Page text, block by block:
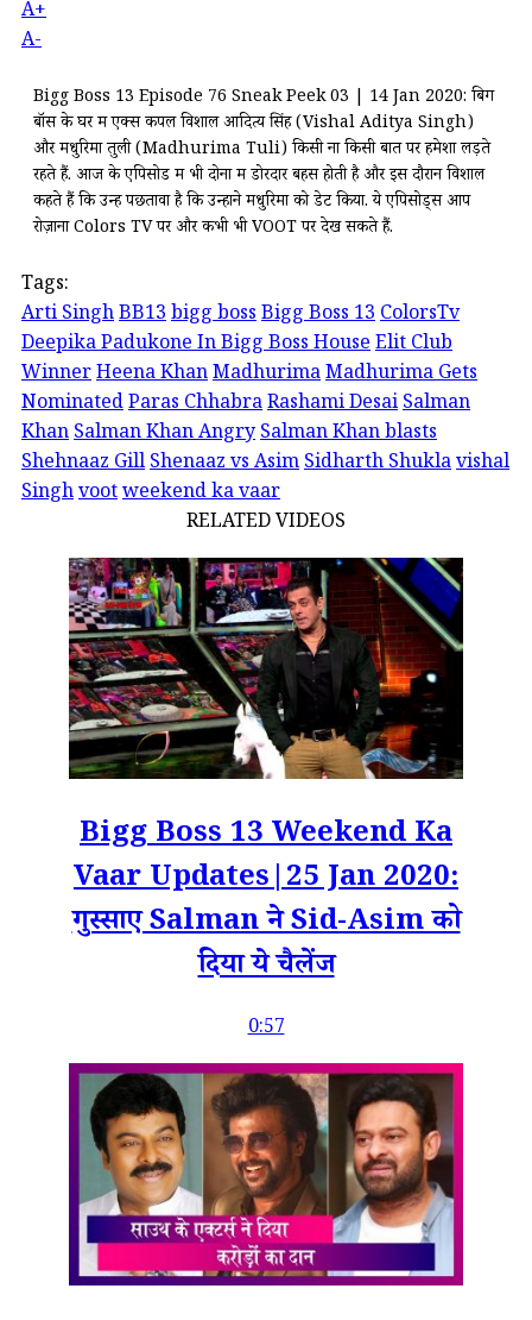
A+
A-
Bigg Boss 13 Episode 76 Sneak Peek 03 | 14 Jan 2020: बिग
बॉस के घर में एक्स कपल विशाल आदित्य सिंह (Vishal Aditya Singh)
और मधुरिमा तुली (Madhurima Tuli) किसी ना किसी बात पर हमेशा लड़ते
रहते हैं. आज के एपिसोड में भी दोनों में डोरदार बहस होती है और इस दौरान विशाल
कहते हैं कि उन्हें पछतावा है कि उन्होंने मधुरिमा को डेट किया. ये एपिसोड्स आप
रोज़ाना Colors TV पर और कभी भी VOOT पर देख सकते हैं.
Tags:
Arti SinghBB13bigg bossBigg Boss 13ColorsTv
Deepika Padukone In Bigg Boss HouseElit Club
WinnerHeena KhanMadhurimaMadhurima Gets
NominatedParas ChhabraRashami DesaiSalman
KhanSalman Khan AngrySalman Khan blasts
Shehnaaz GillShenaaz vs AsimSidharth Shuklavishal
Singhvootweekend ka vaar
RELATED VIDEOS
Bigg Boss 13 Weekend Ka
Vaar Updates|25 Jan 2020:
गुस्साए Salman ने Sid-Asim को
दिया ये चैलेंज
0:57